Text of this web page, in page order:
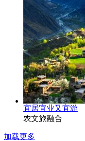
宜居宜业又宜游
农文旅融合
加载更多